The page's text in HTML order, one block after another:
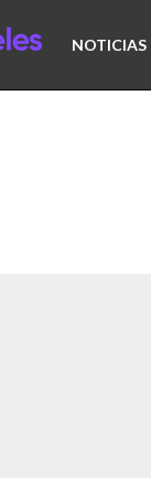
NOTICIAS